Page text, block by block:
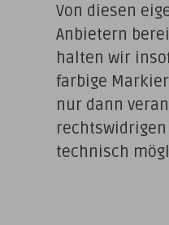
Von diesen
Anbietern
halten wir
farbige
nur dann
technisch